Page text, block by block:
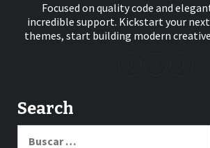
Focused on quality code and
incredible support. Kickstart your
themes, start building modern
Search